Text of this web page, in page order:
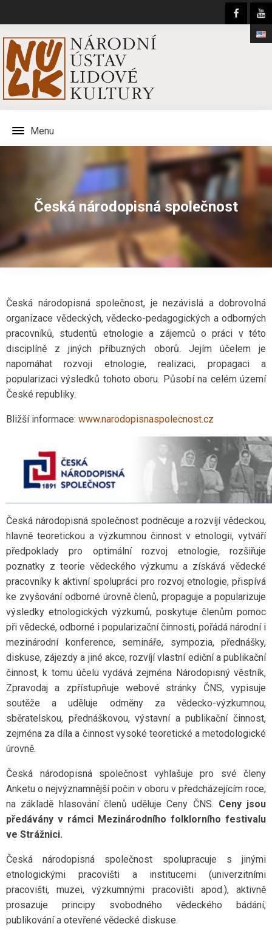
Menu
Česká národopisná společnost
Česká národopisná společnost, je nezávislá a dobrovolná
organizace vědeckých, vědecko-pedagogických a odborných
pracovníků, studentů etnologie a zájemců o práci v této
disciplíně z jiných příbuzných oborů. Jejím účelem je
napomáhat rozvoji etnologie, realizaci, propagaci a
popularizaci výsledků tohoto oboru. Působí na celém území
České republiky.
Bližší informace: www.narodopisnaspolecnost.cz
Česká národopisná společnost podněcuje a rozvíjí vědeckou,
hlavně teoretickou a výzkumnou činnost v etnologii, vytváří
předpoklady pro optimální rozvoj etnologie, rozšiřuje
poznatky z teorie vědeckého výzkumu a získává vědecké
pracovníky k aktivní spolupráci pro rozvoj etnologie, přispívá
ke zvyšování odborné úrovně členů, propaguje a popularizuje
výsledky etnologických výzkumů, poskytuje členům pomoc
při vědecké, odborné i popularizační činnosti, pořádá národní i
mezinárodní konference, semináře, sympozia, přednášky,
diskuse, zájezdy a jiné akce, rozvíjí vlastní ediční a publikační
činnost, k tomu účelu vydává zejména Národopisný věstník,
Zpravodaj a zpřístupňuje webové stránky ČNS, vypisuje
soutěže a uděluje odměny za vědecko-výzkumnou,
sběratelskou, přednáškovou, výstavní a publikační činnost,
zejména za díla a činnost vysoké teoretické a metodologické
úrovně.
Česká národopisná společnost vyhlašuje pro své členy
Anketu o nejvýznamnější počin v oboru v předcházejícím roce;
na základě hlasování členů uděluje Ceny ČNS. Ceny jsou
předávány v rámci Mezinárodního folklorního festivalu
ve Strážnici.
Česká národopisná společnost spolupracuje s jinými
etnologickými pracovišti a institucemi (univerzitními
pracovišti, muzei, výzkumnými pracovišti apod.), aktivně
prosazuje principy svobodného vědeckého bádání,
publikování a otevřené vědecké diskuse.